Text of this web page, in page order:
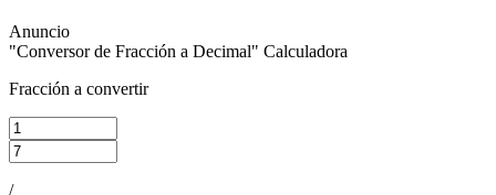
"Conversor de Fracción a Decimal" Calculadora
Fracción a convertir
/